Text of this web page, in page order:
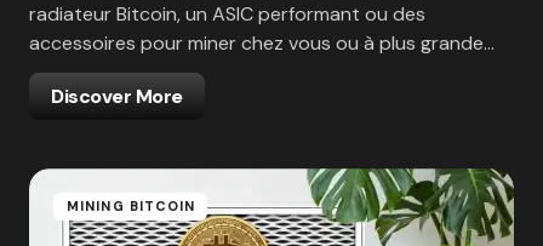
radiateur Bitcoin, un ASIC performant ou des
accessoires pour miner chez vous ou à plus grande…
Discover More
MINING BITCOIN